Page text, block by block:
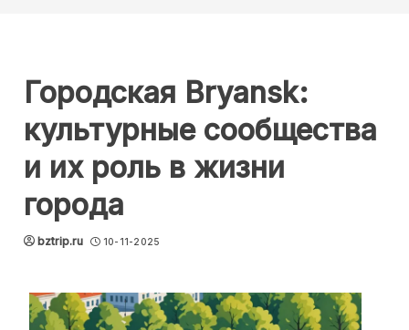
Городская Bryansk:
культурные сообщества
и их роль в жизни
города
bztrip.ru 10-11-2025